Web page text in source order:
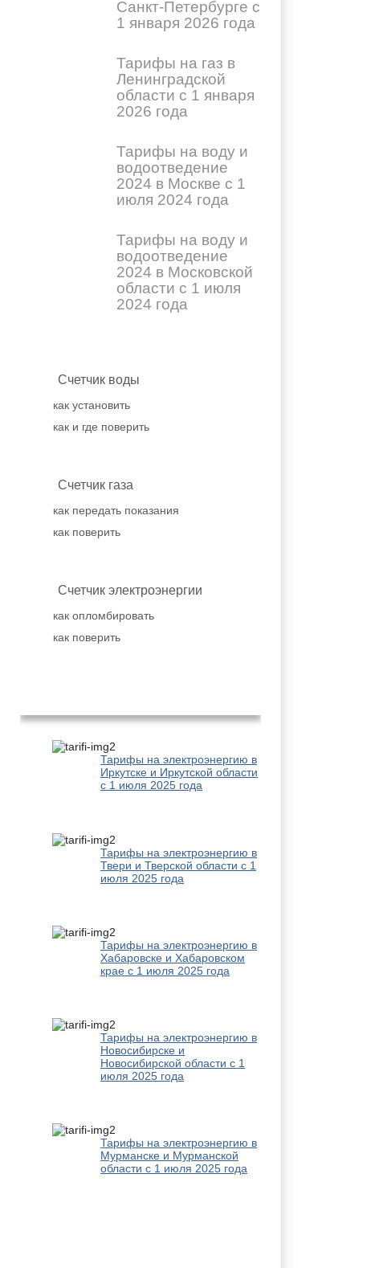
Санкт-Петербурге с
1 января 2026 года
Тарифы на газ в
Ленинградской
области с 1 января
2026 года
Тарифы на воду и
водоотведение
2024 в Москве с 1
июля 2024 года
Тарифы на воду и
водоотведение
2024 в Московской
области с 1 июля
2024 года
Счетчик воды
как установить
как и где поверить
Счетчик газа
как передать показания
как поверить
Счетчик электроэнергии
как опломбировать
как поверить
Тарифы на электроэнергию в
Иркутске и Иркутской области
с 1 июля 2025 года
Тарифы на электроэнергию в
Твери и Тверской области с 1
июля 2025 года
Тарифы на электроэнергию в
Хабаровске и Хабаровском
крае с 1 июля 2025 года
Тарифы на электроэнергию в
Новосибирске и
Новосибирской области с 1
июля 2025 года
Тарифы на электроэнергию в
Мурманске и Мурманской
области с 1 июля 2025 года